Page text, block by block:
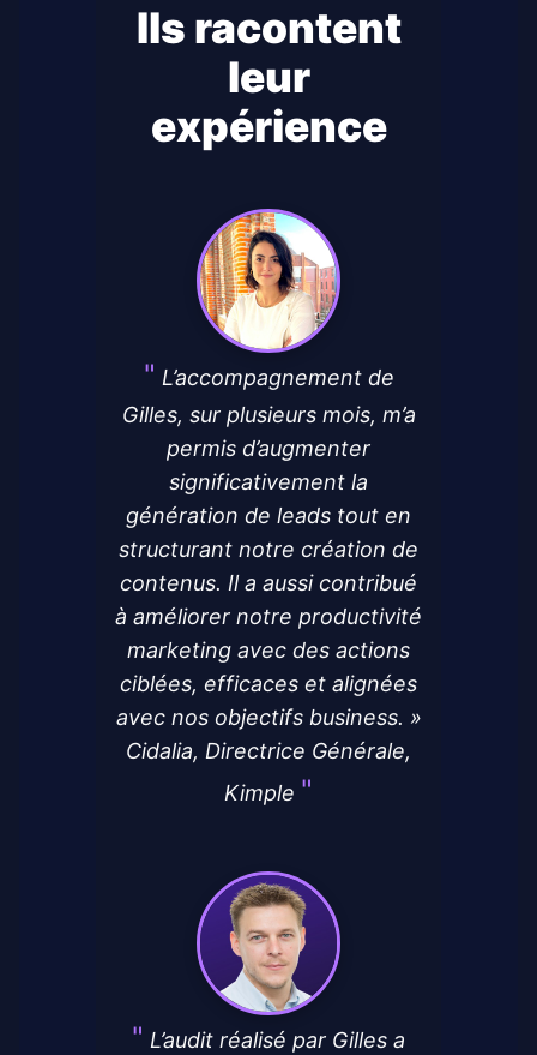
Ils racontent
leur
expérience
L’accompagnement de
Gilles, sur plusieurs mois, m’a
permis d’augmenter
significativement la
génération de leads tout en
structurant notre création de
contenus. Il a aussi contribué
à améliorer notre productivité
marketing avec des actions
ciblées, efficaces et alignées
avec nos objectifs business. »
Cidalia, Directrice Générale,
Kimple
L’audit réalisé par Gilles a